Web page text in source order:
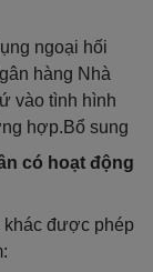
ngoại hối
hàng Nhà
vào tình hình
hợp.Bổ sung
có hoạt động
khác được phép